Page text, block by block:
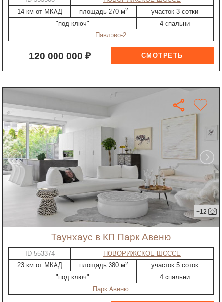
14 км от МКАД
площадь 270 м2
участок 3 сотки
"под ключ"
4 спальни
Павлово-2
120 000 000 ₽
+12
таунхаус в КП Парк Авеню
ID-553374
НОВОРИЖСКОЕ ШОССЕ
23 км от МКАД
площадь 380 м2
участок 5 соток
"под ключ"
4 спальни
Парк Авеню